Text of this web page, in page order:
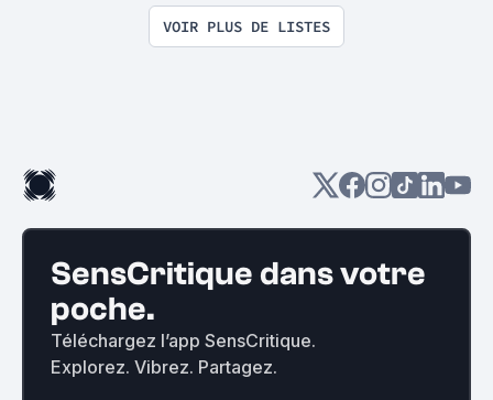
VOIR PLUS DE LISTES
SensCritique dans votre
poche.
Téléchargez l’app SensCritique.
Explorez. Vibrez. Partagez.